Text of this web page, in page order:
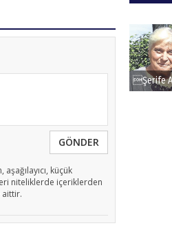
GÖNDER
küçük
niteliklerde içeriklerden
aittir.